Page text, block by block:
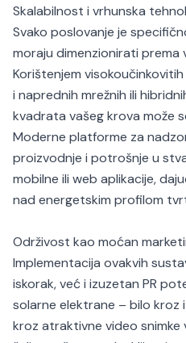
Skalabilnost i vrhunska
Svako poslovanje je
moraju dimenzionirati prema
Korištenjem
i naprednih mrežnih ili
kvadrata vašeg krova može
Moderne platforme za
proizvodnje i potrošnje u
mobilne ili web aplikacije,
nad energetskim profilom
Održivost kao moćan
Implementacija ovakvih
iskorak, već i izuzetan PR
solarne elektrane – bilo kroz
kroz atraktivne video